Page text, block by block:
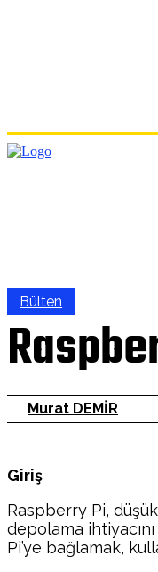
Bülten
Murat DEMİR
Giriş
Raspberry Pi,
depolama
Pi’ye bağlamak,